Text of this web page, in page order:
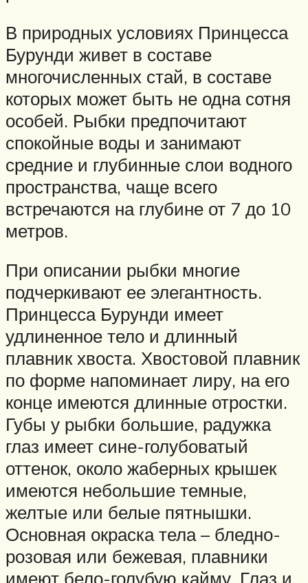
В природных условиях Принцесса
Бурунди живет в составе
многочисленных стай, в составе
которых может быть не одна сотня
особей. Рыбки предпочитают
спокойные воды и занимают
средние и глубинные слои водного
пространства, чаще всего
встречаются на глубине от 7 до 10
метров.
При описании рыбки многие
подчеркивают ее элегантность.
Принцесса Бурунди имеет
удлиненное тело и длинный
плавник хвоста. Хвостовой плавник
по форме напоминает лиру, на его
конце имеются длинные отростки.
Губы у рыбки большие, радужка
глаз имеет сине-голубоватый
оттенок, около жаберных крышек
имеются небольшие темные,
желтые или белые пятнышки.
Основная окраска тела – бледно-
розовая или бежевая, плавники
имеют бело-голубую кайму. Глаз и